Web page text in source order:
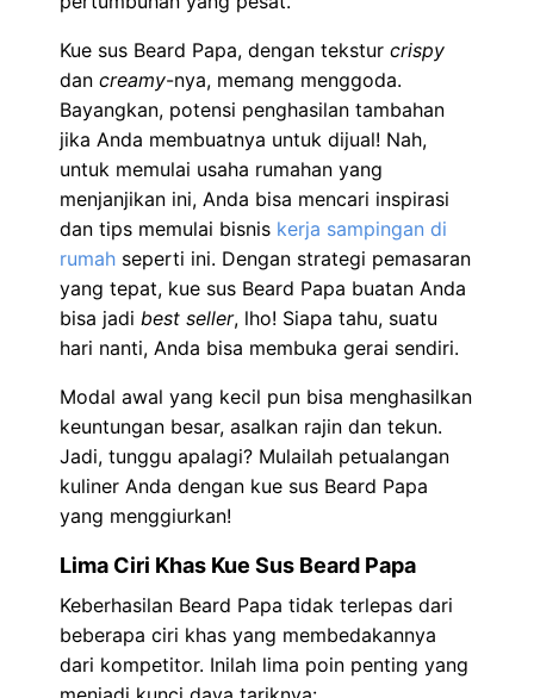
Kue sus Beard Papa, dengan tekstur crispy
dan creamy-nya, memang menggoda.
Bayangkan, potensi penghasilan tambahan
jika Anda membuatnya untuk dijual! Nah,
untuk memulai usaha rumahan yang
menjanjikan ini, Anda bisa mencari inspirasi
dan tips memulai bisnis kerja sampingan di
rumah seperti ini. Dengan strategi pemasaran
yang tepat, kue sus Beard Papa buatan Anda
bisa jadi best seller, lho! Siapa tahu, suatu
hari nanti, Anda bisa membuka gerai sendiri.
Modal awal yang kecil pun bisa menghasilkan
keuntungan besar, asalkan rajin dan tekun.
Jadi, tunggu apalagi? Mulailah petualangan
kuliner Anda dengan kue sus Beard Papa
yang menggiurkan!
Lima Ciri Khas Kue Sus Beard Papa
Keberhasilan Beard Papa tidak terlepas dari
beberapa ciri khas yang membedakannya
dari kompetitor. Inilah lima poin penting yang